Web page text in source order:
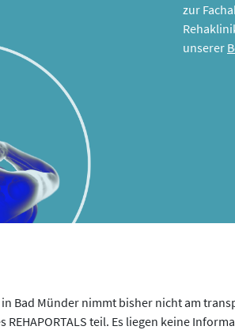
zur
unserer
Bad Münder nimmt bisher nicht am
REHAPORTALS teil. Es liegen keine